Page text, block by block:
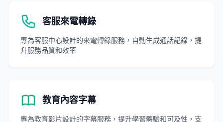
客服來電轉錄
專為客服中心設計的來電轉錄服務，自動生成通話記錄，提
升服務品質和效率
教育內容字幕
專為教育影片設計的字幕服務，提升學習體驗和可及性，支